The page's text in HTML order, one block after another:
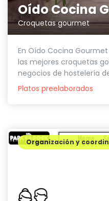
Oído Cocina
Croquetas gourmet
En Oído Cocina
las mejores croquetas
negocios de hostelería
Platos preelaborados
Organización y